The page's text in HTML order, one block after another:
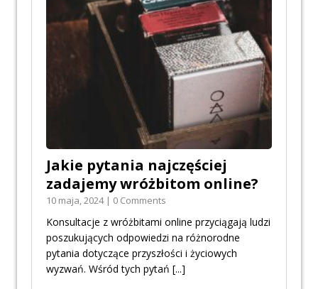
Jakie pytania najczęściej
zadajemy wróżbitom online?
10 maja, 2024 | 0 Comments
Konsultacje z wróżbitami online przyciągają ludzi
poszukujących odpowiedzi na różnorodne
pytania dotyczące przyszłości i życiowych
wyzwań. Wśród tych pytań [...]